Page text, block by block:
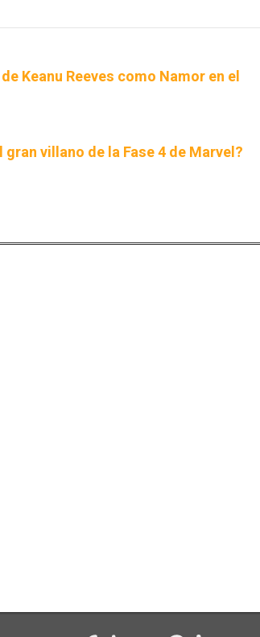
Keanu Reeves como Namor en el
gran villano de la Fase 4 de Marvel?